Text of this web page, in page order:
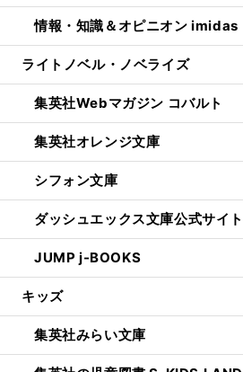
情報・知識＆オピニオン imidas
ライトノベル・ノベライズ
集英社Webマガジン コバルト
集英社オレンジ文庫
シフォン文庫
ダッシュエックス文庫公式サイト
JUMP j-BOOKS
キッズ
集英社みらい文庫